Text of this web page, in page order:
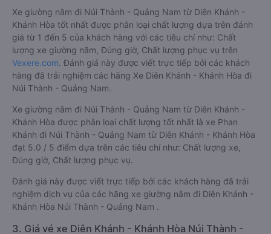
Xe giường nằm đi Núi Thành - Quảng Nam từ Diên Khánh -
Khánh Hòa tốt nhất được phân loại chất lượng dựa trên đánh
giá từ 1 đến 5 của khách hàng với các tiêu chí như: Chất
lượng xe giường nằm, Đúng giờ, Chất lượng phục vụ trên
Vexere.com. Đánh giá này được viết trực tiếp bởi các khách
hàng đã trải nghiệm các hãng Xe Diên Khánh - Khánh Hòa đi
Núi Thành - Quảng Nam.
Xe giường nằm đi Núi Thành - Quảng Nam từ Diên Khánh -
Khánh Hòa được phân loại chất lượng tốt nhất là xe Phan
Khánh đi Núi Thành - Quảng Nam từ Diên Khánh - Khánh Hòa
đạt 5.0 / 5 điểm dựa trên các tiêu chí như: Chất lượng xe,
Đúng giờ, Chất lượng phục vụ.
Đánh giá này được viết trực tiếp bởi các khách hàng đã trải
nghiệm dịch vụ của các hãng xe giường nằm đi Diên Khánh -
Khánh Hòa Núi Thành - Quảng Nam .
3. Giá vé xe Diên Khánh - Khánh Hòa Núi Thành -